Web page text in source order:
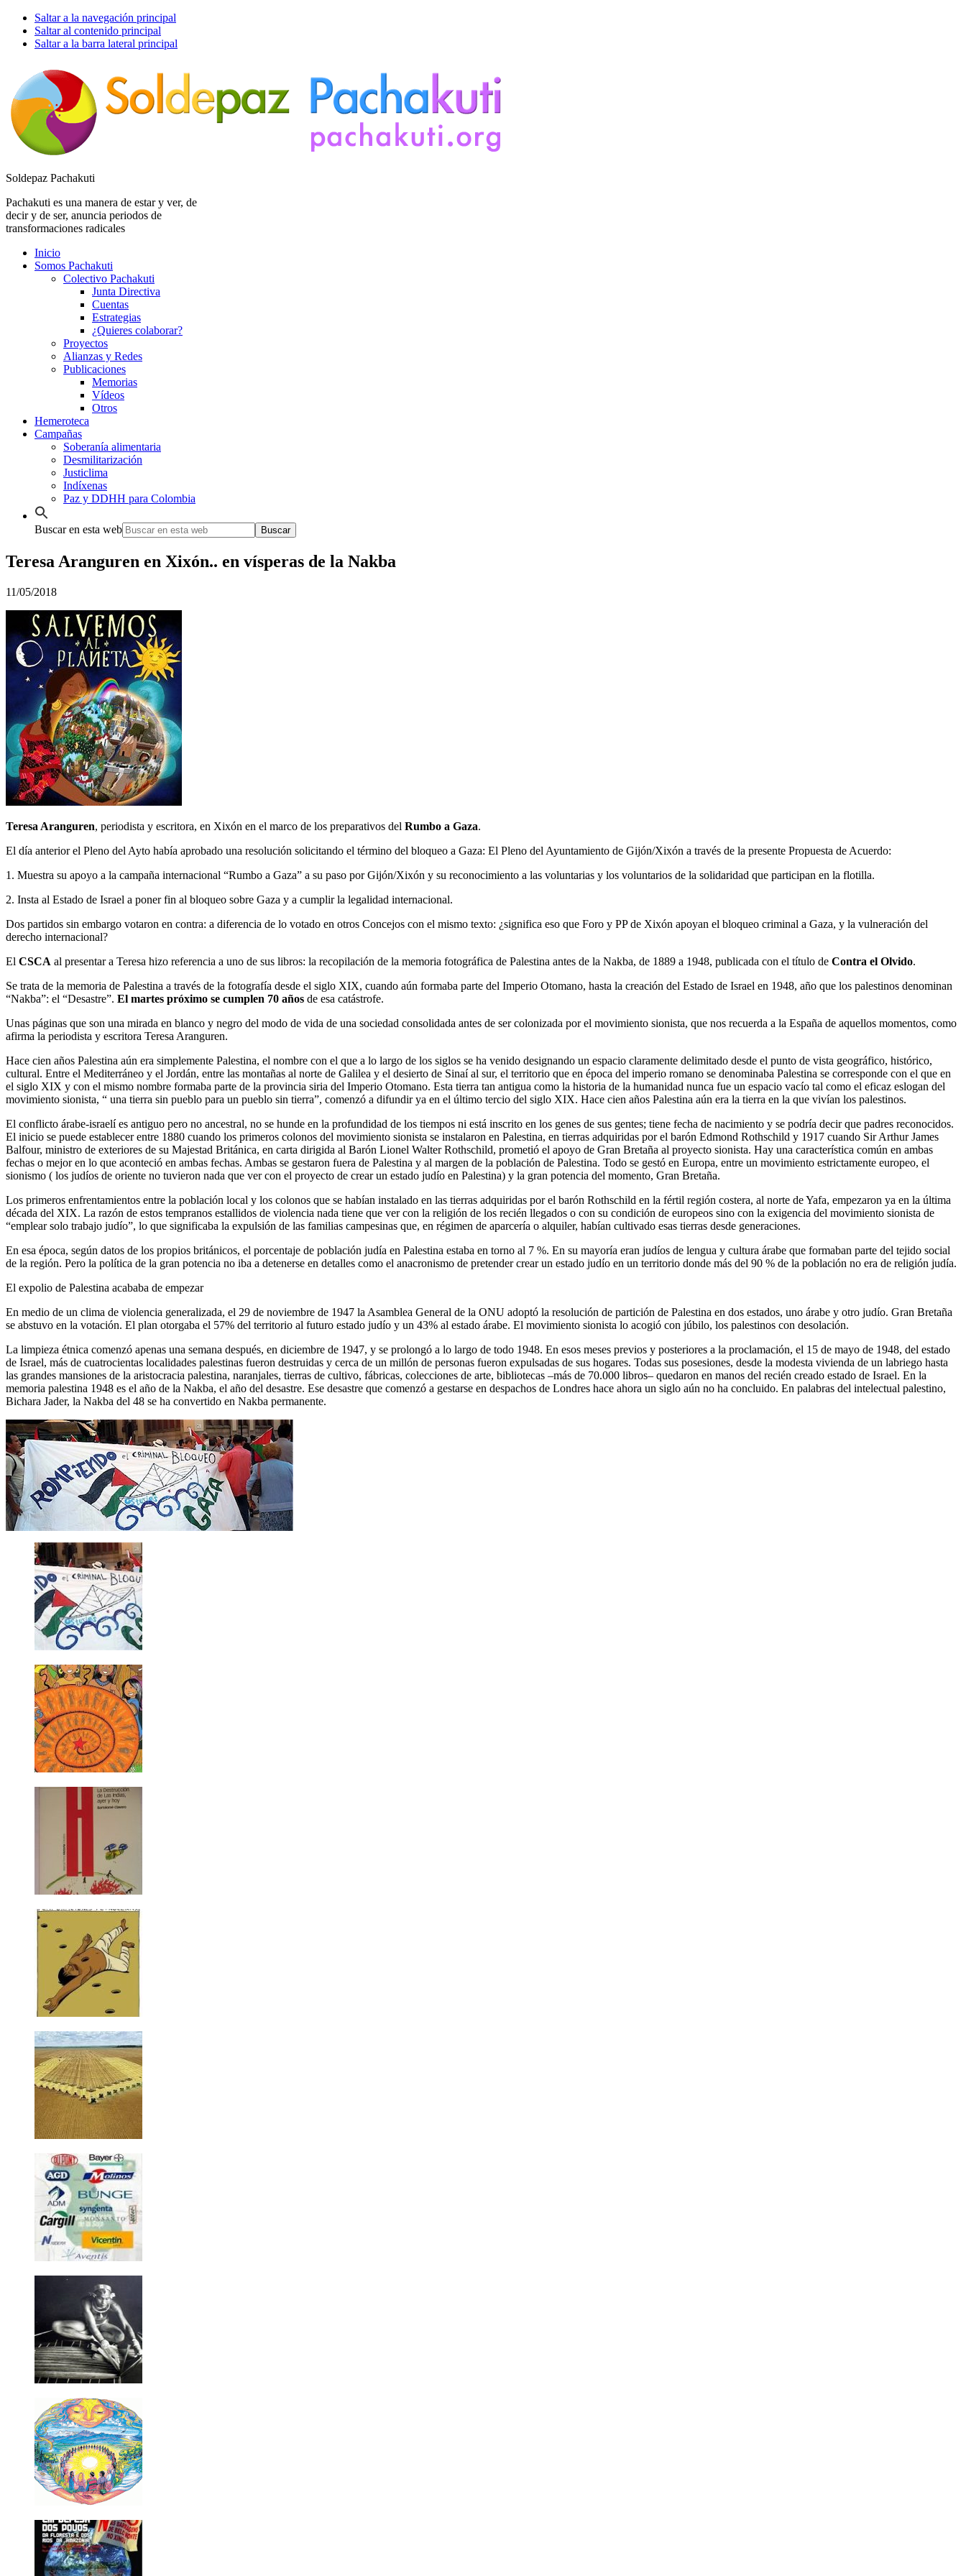
Saltar a la navegación principal
Saltar al contenido principal
Saltar a la barra lateral principal
Soldepaz Pachakuti
Pachakuti es una manera de estar y ver, de
decir y de ser, anuncia periodos de
transformaciones radicales
Inicio
Somos Pachakuti
Colectivo Pachakuti
Junta Directiva
Cuentas
Estrategias
¿Quieres colaborar?
Proyectos
Alianzas y Redes
Publicaciones
Memorias
Vídeos
Otros
Hemeroteca
Campañas
Soberanía alimentaria
Desmilitarización
Justiclima
Indíxenas
Paz y DDHH para Colombia
Buscar en esta web
Teresa Aranguren en Xixón.. en vísperas de la Nakba
11/05/2018
Teresa Aranguren, periodista y escritora, en Xixón en el marco de los preparativos del Rumbo a Gaza.
El día anterior el Pleno del Ayto había aprobado una resolución solicitando el término del bloqueo a Gaza: El Pleno del Ayuntamiento de Gijón/Xixón a través de la presente Propuesta de Acuerdo:
1. Muestra su apoyo a la campaña internacional “Rumbo a Gaza” a su paso por Gijón/Xixón y su reconocimiento a las voluntarias y los voluntarios de la solidaridad que participan en la flotilla.
2. Insta al Estado de Israel a poner fin al bloqueo sobre Gaza y a cumplir la legalidad internacional.
Dos partidos sin embargo votaron en contra: a diferencia de lo votado en otros Concejos con el mismo texto: ¿significa eso que Foro y PP de Xixón apoyan el bloqueo criminal a Gaza, y la vulneración del
derecho internacional?
El CSCA al presentar a Teresa hizo referencia a uno de sus libros: la recopilación de la memoria fotográfica de Palestina antes de la Nakba, de 1889 a 1948, publicada con el título de Contra el Olvido.
Se trata de la memoria de Palestina a través de la fotografía desde el siglo XIX, cuando aún formaba parte del Imperio Otomano, hasta la creación del Estado de Israel en 1948, año que los palestinos denominan
“Nakba”: el “Desastre”. El martes próximo se cumplen 70 años de esa catástrofe.
Unas páginas que son una mirada en blanco y negro del modo de vida de una sociedad consolidada antes de ser colonizada por el movimiento sionista, que nos recuerda a la España de aquellos momentos, como
afirma la periodista y escritora Teresa Aranguren.
Hace cien años Palestina aún era simplemente Palestina, el nombre con el que a lo largo de los siglos se ha venido designando un espacio claramente delimitado desde el punto de vista geográfico, histórico,
cultural. Entre el Mediterráneo y el Jordán, entre las montañas al norte de Galilea y el desierto de Sinaí al sur, el territorio que en época del imperio romano se denominaba Palestina se corresponde con el que en
el siglo XIX y con el mismo nombre formaba parte de la provincia siria del Imperio Otomano. Esta tierra tan antigua como la historia de la humanidad nunca fue un espacio vacío tal como el eficaz eslogan del
movimiento sionista, “ una tierra sin pueblo para un pueblo sin tierra”, comenzó a difundir ya en el último tercio del siglo XIX. Hace cien años Palestina aún era la tierra en la que vivían los palestinos.
El conflicto árabe-israelí es antiguo pero no ancestral, no se hunde en la profundidad de los tiempos ni está inscrito en los genes de sus gentes; tiene fecha de nacimiento y se podría decir que padres reconocidos.
El inicio se puede establecer entre 1880 cuando los primeros colonos del movimiento sionista se instalaron en Palestina, en tierras adquiridas por el barón Edmond Rothschild y 1917 cuando Sir Arthur James
Balfour, ministro de exteriores de su Majestad Británica, en carta dirigida al Barón Lionel Walter Rothschild, prometió el apoyo de Gran Bretaña al proyecto sionista. Hay una característica común en ambas
fechas o mejor en lo que aconteció en ambas fechas. Ambas se gestaron fuera de Palestina y al margen de la población de Palestina. Todo se gestó en Europa, entre un movimiento estrictamente europeo, el
sionismo ( los judíos de oriente no tuvieron nada que ver con el proyecto de crear un estado judío en Palestina) y la gran potencia del momento, Gran Bretaña.
Los primeros enfrentamientos entre la población local y los colonos que se habían instalado en las tierras adquiridas por el barón Rothschild en la fértil región costera, al norte de Yafa, empezaron ya en la última
década del XIX. La razón de estos tempranos estallidos de violencia nada tiene que ver con la religión de los recién llegados o con su condición de europeos sino con la exigencia del movimiento sionista de
“emplear solo trabajo judío”, lo que significaba la expulsión de las familias campesinas que, en régimen de aparcería o alquiler, habían cultivado esas tierras desde generaciones.
En esa época, según datos de los propios británicos, el porcentaje de población judía en Palestina estaba en torno al 7 %. En su mayoría eran judíos de lengua y cultura árabe que formaban parte del tejido social
de la región. Pero la política de la gran potencia no iba a detenerse en detalles como el anacronismo de pretender crear un estado judío en un territorio donde más del 90 % de la población no era de religión judía.
El expolio de Palestina acababa de empezar
En medio de un clima de violencia generalizada, el 29 de noviembre de 1947 la Asamblea General de la ONU adoptó la resolución de partición de Palestina en dos estados, uno árabe y otro judío. Gran Bretaña
se abstuvo en la votación. El plan otorgaba el 57% del territorio al futuro estado judío y un 43% al estado árabe. El movimiento sionista lo acogió con júbilo, los palestinos con desolación.
La limpieza étnica comenzó apenas una semana después, en diciembre de 1947, y se prolongó a lo largo de todo 1948. En esos meses previos y posteriores a la proclamación, el 15 de mayo de 1948, del estado
de Israel, más de cuatrocientas localidades palestinas fueron destruidas y cerca de un millón de personas fueron expulsadas de sus hogares. Todas sus posesiones, desde la modesta vivienda de un labriego hasta
las grandes mansiones de la aristocracia palestina, naranjales, tierras de cultivo, fábricas, colecciones de arte, bibliotecas –más de 70.000 libros– quedaron en manos del recién creado estado de Israel. En la
memoria palestina 1948 es el año de la Nakba, el año del desastre. Ese desastre que comenzó a gestarse en despachos de Londres hace ahora un siglo aún no ha concluido. En palabras del intelectual palestino,
Bichara Jader, la Nakba del 48 se ha convertido en Nakba permanente.